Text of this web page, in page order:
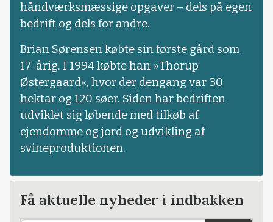
håndværksmæssige opgaver – dels på egen
bedrift og dels for andre.
Brian Sørensen købte sin første gård som
17-årig. I 1994 købte han »Thorup
Østergaard«, hvor der dengang var 30
hektar og 120 søer. Siden har bedriften
udviklet sig løbende med tilkøb af
ejendomme og jord og udvikling af
svineproduktionen.
Få aktuelle nyheder i indbakken